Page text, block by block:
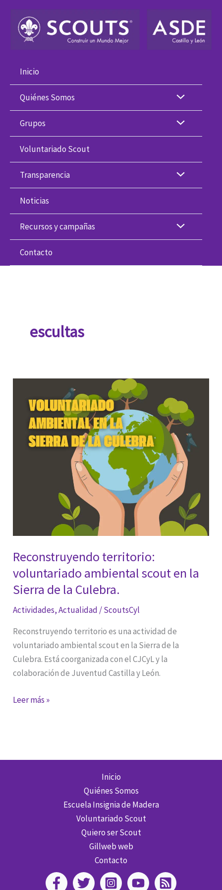
contenido
Inicio
Quiénes Somos
Grupos
Voluntariado Scout
Transparencia
Noticias
Recursos y campañas
Contacto
escultas
Reconstruyendo territorio:
voluntariado ambiental scout en la
Sierra de la Culebra.
Actividades,Actualidad /ScoutsCyl
Reconstruyendo territorio es una actividad de
voluntariado ambiental scout en la Sierra de la
Culebra. Está coorganizada con el CJCyL y la
colaboración de Juventud Castilla y León.
Reconstruyendo
Leer más »
Inicio
Quiénes Somos
Escuela Insignia de Madera
Voluntariado Scout
Quiero ser Scout
Gillweb web
Contacto